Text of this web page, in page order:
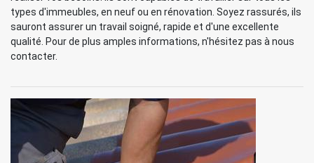
types d'immeubles, en neuf ou en rénovation. Soyez rassurés, ils
sauront assurer un travail soigné, rapide et d'une excellente
qualité. Pour de plus amples informations, n'hésitez pas à nous
contacter.